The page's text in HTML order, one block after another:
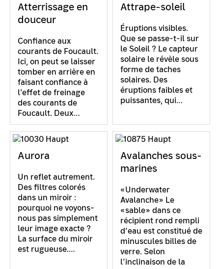
Atterrissage en
douceur
Confiance aux
courants de Foucault.
Ici, on peut se laisser
tomber en arrière en
faisant confiance à
l'effet de freinage
des courants de
Foucault. Deux…
Attrape-soleil
Éruptions visibles.
Que se passe-t-il sur
le Soleil ? Le capteur
solaire le révèle sous
forme de taches
solaires. Des
éruptions faibles et
puissantes, qui…
Aurora
Un reflet autrement.
Des filtres colorés
dans un miroir :
pourquoi ne voyons-
nous pas simplement
leur image exacte ?
La surface du miroir
est rugueuse.…
Avalanches sous-
marines
«Underwater
Avalanche» Le
«sable» dans ce
récipient rond rempli
d’eau est constitué de
minuscules billes de
verre. Selon
l’inclinaison de la